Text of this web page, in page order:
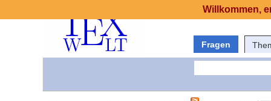
Fragen
Willkommen,